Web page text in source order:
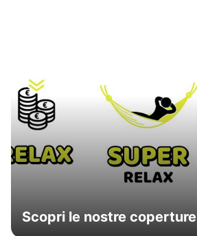
Scopri le nostre coperture